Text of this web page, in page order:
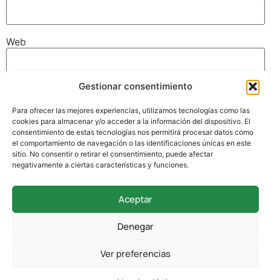
Gestionar consentimiento
Para ofrecer las mejores experiencias, utilizamos tecnologías como las
cookies para almacenar y/o acceder a la información del dispositivo. El
consentimiento de estas tecnologías nos permitirá procesar datos como
el comportamiento de navegación o las identificaciones únicas en este
sitio. No consentir o retirar el consentimiento, puede afectar
negativamente a ciertas características y funciones.
Aceptar
Denegar
Ver preferencias
Web
navegador para la próxima vez que comente.
La Llanilla, 102, 39012 Santander, Cantabria